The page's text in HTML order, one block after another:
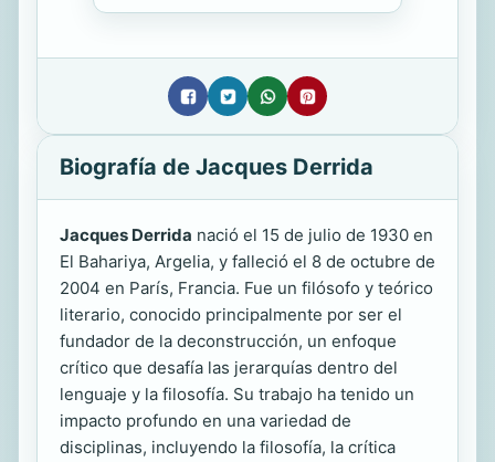
Biografía de Jacques Derrida
Jacques Derrida nació el 15 de julio de 1930 en
El Bahariya, Argelia, y falleció el 8 de octubre de
2004 en París, Francia. Fue un filósofo y teórico
literario, conocido principalmente por ser el
fundador de la deconstrucción, un enfoque
crítico que desafía las jerarquías dentro del
lenguaje y la filosofía. Su trabajo ha tenido un
impacto profundo en una variedad de
disciplinas, incluyendo la filosofía, la crítica